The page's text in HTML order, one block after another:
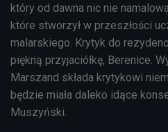
który od dawna nic nie
które stworzył w przeszłości
malarskiego. Krytyk do
piękną przyjaciółkę, Berenice.
Marszand składa krytykowi
będzie miała daleko idące
Muszyński.